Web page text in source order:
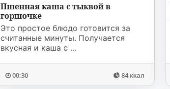
Пшенная каша с тыквой в
горшочке
Это простое блюдо готовится за
считанные минуты. Получается
вкусная и каша с ...
00:30 84 ккал